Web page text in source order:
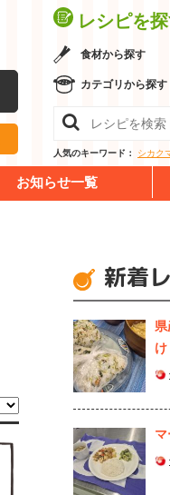
レシピを
食材から探す
カテゴリから探す
人気のキーワード： シカク
お知らせ一覧
新着
け